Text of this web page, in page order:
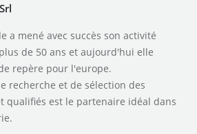
a mené avec succès son activité
de 50 ans et aujourd'hui elle
repère pour l'europe.
recherche et de sélection des
qualifiés est le partenaire idéal dans